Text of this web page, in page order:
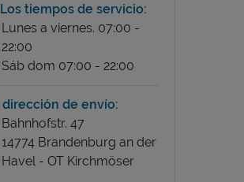
Los tiempos de servicio:
Lunes a viernes. 07:00 -
22:00
Sáb dom 07:00 - 22:00
dirección de envío:
Bahnhofstr. 47
14774 Brandenburg an der
Havel - OT Kirchmöser